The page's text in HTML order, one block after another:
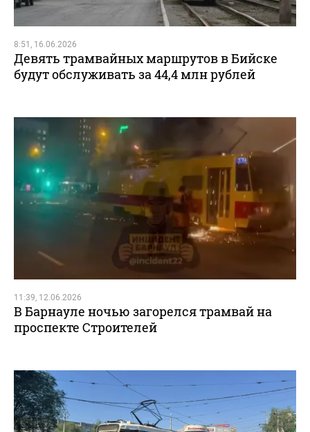
8:51, 16.06.2026
Девять трамвайных маршрутов в Бийске
будут обслуживать за 44,4 млн рублей
11:39, 12.06.2026
В Барнауле ночью загорелся трамвай на
проспекте Строителей